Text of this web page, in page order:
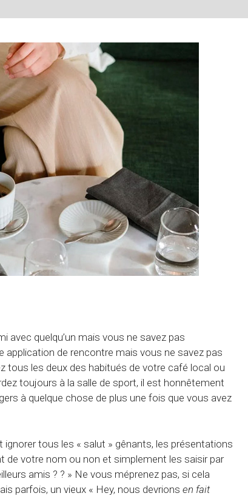
avec quelqu’un mais vous ne savez pas
application de rencontre mais vous ne savez pas
tous les deux des habitués de votre café local ou
toujours à la salle de sport, il est honnêtement
à quelque chose de plus une fois que vous avez
tous les « salut » gênants, les présentations
de votre nom ou non et simplement les saisir par
amis ? ? » Ne vous méprenez pas, si cela
parfois, un vieux « Hey, nous devrions en fait